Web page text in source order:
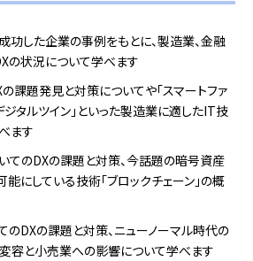
功した企業の事例をもとに、製造業、金融
の状況について学べます
課題発見と対策についてや「スマートファ
ジタルツイン」といった製造業に適したIT技
ます
てのDXの課題と対策、今話題の暗号資産
にしている技術「ブロックチェーン」の概
のDXの課題と対策、ニューノーマル時代の
容と小売業への影響について学べます